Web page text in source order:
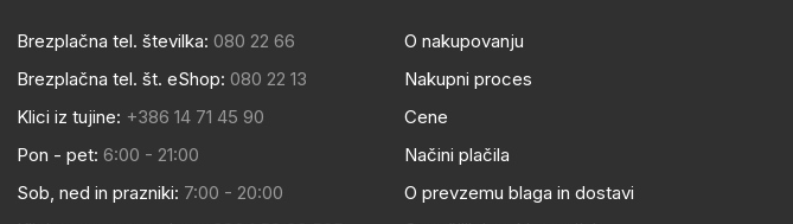
Brezplačna tel. številka: 080 22 66
Brezplačna tel. št. eShop: 080 22 13
Klici iz tujine: +386 14 71 45 90
Pon - pet: 6:00 - 21:00
Sob, ned in prazniki: 7:00 - 20:00
O nakupovanju
Nakupni proces
Cene
Načini plačila
O prevzemu blaga in dostavi